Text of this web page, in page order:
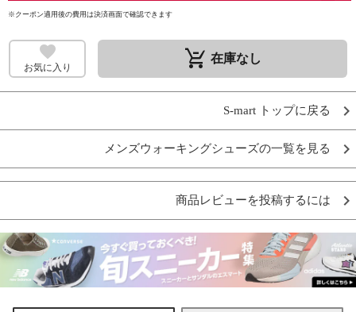
※クーポン適用後の費用は決済画面で確認できます
お気に入り remove_shopping_cart 在庫なし
S-mart トップに戻る
メンズウォーキングシューズの一覧を見る
商品レビューを投稿するには